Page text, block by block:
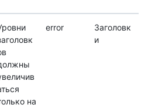
на
error
Заголовк
и